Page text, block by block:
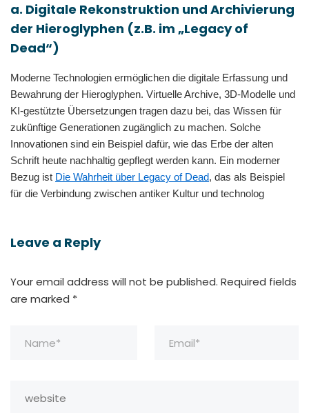
a. Digitale Rekonstruktion und Archivierung
der Hieroglyphen (z.B. im „Legacy of
Dead“)
Moderne Technologien ermöglichen die digitale Erfassung und
Bewahrung der Hieroglyphen. Virtuelle Archive, 3D-Modelle und
KI-gestützte Übersetzungen tragen dazu bei, das Wissen für
zukünftige Generationen zugänglich zu machen. Solche
Innovationen sind ein Beispiel dafür, wie das Erbe der alten
Schrift heute nachhaltig gepflegt werden kann. Ein moderner
Bezug ist Die Wahrheit über Legacy of Dead, das als Beispiel
für die Verbindung zwischen antiker Kultur und technolog
Leave a Reply
Your email address will not be published. Required fields
are marked *